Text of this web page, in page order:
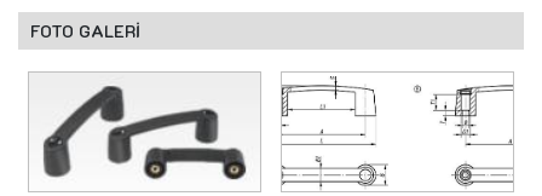
FOTO GALERİ